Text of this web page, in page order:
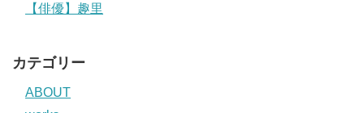
【俳優】趣里
カテゴリー
ABOUT